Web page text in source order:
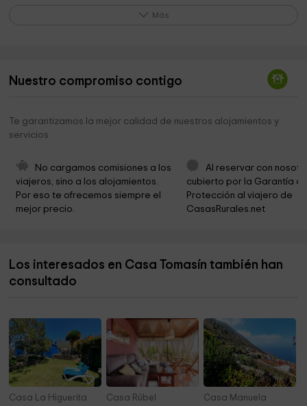
Recreation Area Visitor Center and Los Tilos 6,6 km
Ermita del Santo Cristo del Planto
Museo Naval - Barco de la Virgen
Parroquia De San Francisco De Asís
Insular Museum of La Palma 7,6 km
Plaza de Vandale 8,0 km
Más
Nuestro compromiso contigo
Te garantizamos la mejor calidad de nuestros alojamientos y
servicios
No cargamos comisiones a los
viajeros, sino a los alojamientos.
Por eso te ofrecemos siempre el
mejor precio.
Al reservar con
cubierto por la Garantía
Protección al viajero de
CasasRurales.net
Los interesados en Casa Tomasín también han
consultado
Casa La Higuerita Casa Rúbel Casa Manuela